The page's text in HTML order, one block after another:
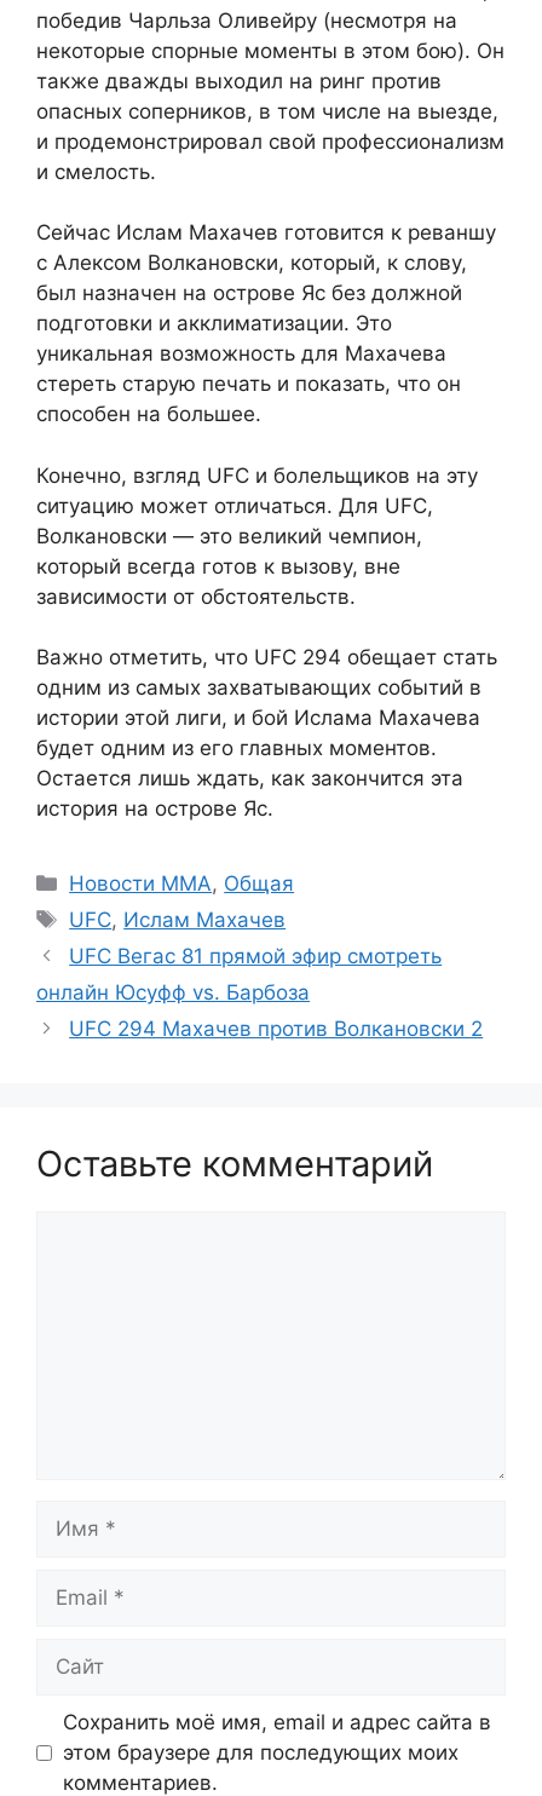
победив Чарльза Оливейру (несмотря на
некоторые спорные моменты в этом бою). Он
также дважды выходил на ринг против
опасных соперников, в том числе на выезде,
и продемонстрировал свой профессионализм
и смелость.
Сейчас Ислам Махачев готовится к реваншу
с Алексом Волкановски, который, к слову,
был назначен на острове Яс без должной
подготовки и акклиматизации. Это
уникальная возможность для Махачева
стереть старую печать и показать, что он
способен на большее.
Конечно, взгляд UFC и болельщиков на эту
ситуацию может отличаться. Для UFC,
Волкановски — это великий чемпион,
который всегда готов к вызову, вне
зависимости от обстоятельств.
Важно отметить, что UFC 294 обещает стать
одним из самых захватывающих событий в
истории этой лиги, и бой Ислама Махачева
будет одним из его главных моментов.
Остается лишь ждать, как закончится эта
история на острове Яс.
Рубрики
Новости ММА, Общая
Метки
UFC, Ислам Махачев
UFC Вегас 81 прямой эфир смотреть
онлайн Юсуфф vs. Барбоза
UFC 294 Махачев против Волкановски 2
Оставьте комментарий
Имя
Email
Сайт
Сохранить моё имя, email и адрес сайта в
этом браузере для последующих моих
комментариев.